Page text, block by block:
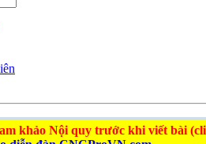
khảo Nội quy trước khi viết bài